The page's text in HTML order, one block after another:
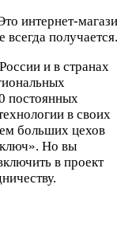
интернет-
и в странах
постоянных
в своих
больших цехов
Но вы
в проект